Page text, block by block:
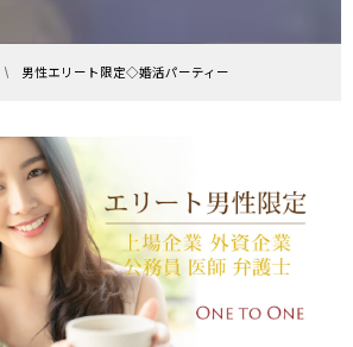
男性エリート限定◇婚活パーティー